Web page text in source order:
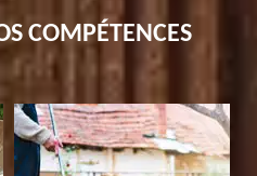
COMPÉTENCES